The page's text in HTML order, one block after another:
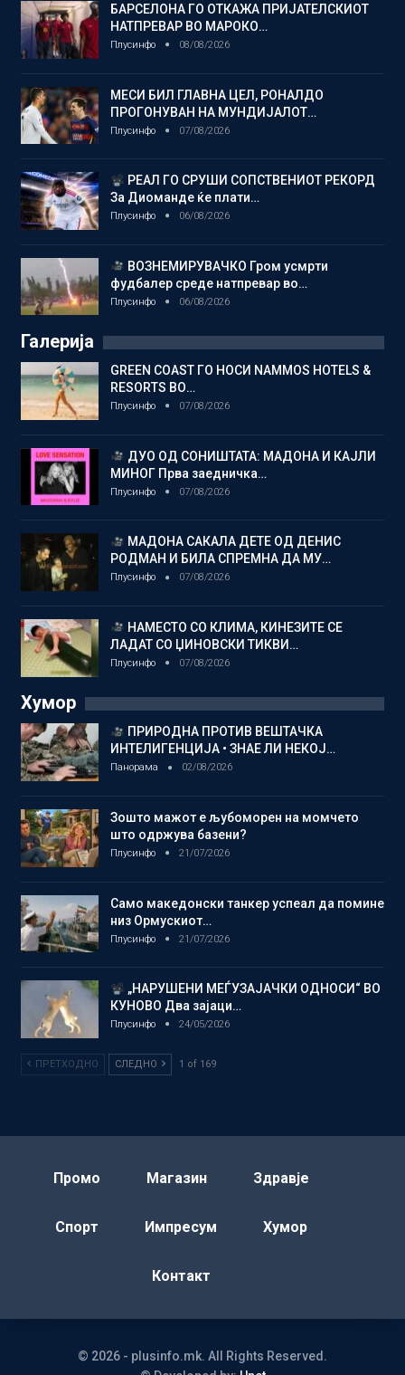
БАРСЕЛОНА ГО ОТКАЖА ПРИЈАТЕЛСКИОТ
НАТПРЕВАР ВО МАРОКО…
Плусинфо 08/08/2026
МЕСИ БИЛ ГЛАВНА ЦЕЛ, РОНАЛДО
ПРОГОНУВАН НА МУНДИЈАЛОТ…
Плусинфо 07/08/2026
РЕАЛ ГО СРУШИ СОПСТВЕНИОТ РЕКОРД
За Диоманде ќе плати…
Плусинфо 06/08/2026
ВОЗНЕМИРУВАЧКО Гром усмрти
фудбалер среде натпревар во…
Плусинфо 06/08/2026
Галерија
GREEN COAST ГО НОСИ NAMMOS HOTELS &
RESORTS ВО…
Плусинфо 07/08/2026
ДУО ОД СОНИШТАТА: МАДОНА И КАЈЛИ
МИНОГ Прва заедничка…
Плусинфо 07/08/2026
МАДОНА САКАЛА ДЕТЕ ОД ДЕНИС
РОДМАН И БИЛА СПРЕМНА ДА МУ…
Плусинфо 07/08/2026
НАМЕСТО СО КЛИМА, КИНЕЗИТЕ СЕ
ЛАДАТ СО ЏИНОВСКИ ТИКВИ…
Плусинфо 07/08/2026
Хумор
ПРИРОДНА ПРОТИВ ВЕШТАЧКА
ИНТЕЛИГЕНЦИЈА • ЗНАЕ ЛИ НЕКОЈ…
Панорама 02/08/2026
Зошто мажот е љубоморен на момчето
што одржува базени?
Плусинфо 21/07/2026
Само македонски танкер успеал да помине
низ Ормускиот…
Плусинфо 21/07/2026
„НАРУШЕНИ МЕЃУЗАЈАЧКИ ОДНОСИ“ ВО
КУНОВО Два зајаци…
Плусинфо 24/05/2026
ПРЕТХОДНО СЛЕДНО 1 of 169
Промо Магазин Здравје
Спорт Импресум Хумор
Контакт
© 2026 - plusinfo.mk. All Rights Reserved.